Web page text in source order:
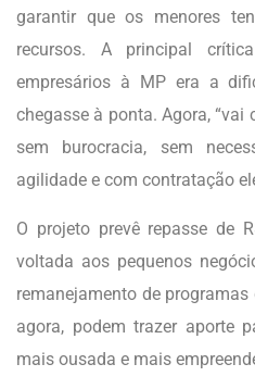
garantir que os menores
recursos. A principal
empresários à MP era a
chegasse à ponta. Agora,
sem burocracia, sem
agilidade e com contratação
O projeto prevê repasse de
voltada aos pequenos
remanejamento de
agora, podem trazer aporte
mais ousada e mais